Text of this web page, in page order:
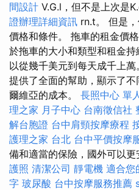
間設計 V.G.l，但不是上次是
證辦理詳細資訊 rn.t。 但是
價格和條件。 拖車的租金價
於拖車的大小和類型和租金
以從幾千美元到每天成千上
提供了全面的幫助，顯示了
爾維亞的成本。 長照中心 單
理之家 月子中心 台南徵信社
解台胞證 台中肩頸按摩療程
護理之家 台北 台中平價按摩
備和適當的保險，國外可以更
護照 清潔公司 靜電機 適合您
字 玻尿酸 台中按摩服務推薦